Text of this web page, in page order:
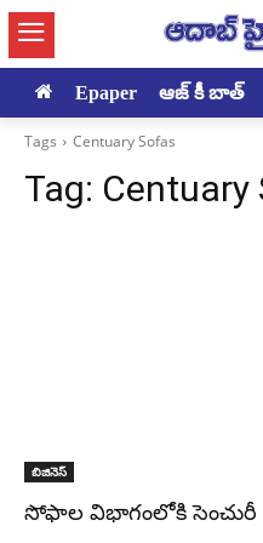
Epaper ఆజ్ కీ బాత్
Tags Centuary Sofas
Tag: Centuary
బిజినెస్
సోఫాల విభాగంలోకి సెంచురీ